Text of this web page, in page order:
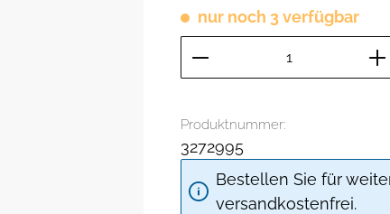
nur noch 3 verfügbar
Produkt Anzahl:
Produktnummer:
3272995
Bestellen Sie für
versandkostenfrei.